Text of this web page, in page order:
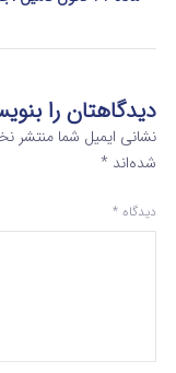
دیدگاهتان را
نشانی ایمیل شما منتشر
شده‌اند *
دیدگاه *